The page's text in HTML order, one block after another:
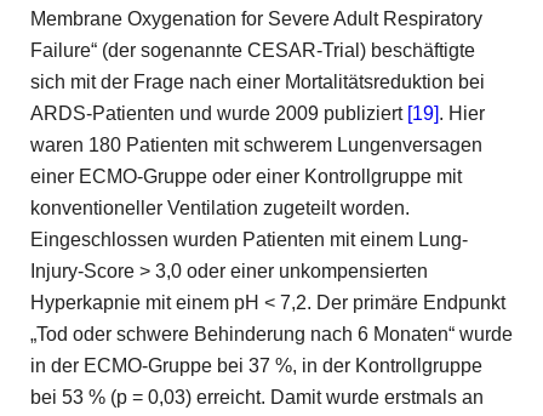
Membrane Oxygenation for Severe Adult Respiratory
Failure“ (der sogenannte CESAR-Trial) beschäftigte
sich mit der Frage nach einer Mortalitätsreduktion bei
ARDS-Patienten und wurde 2009 publiziert [19]. Hier
waren 180 Patienten mit schwerem Lungenversagen
einer ECMO-Gruppe oder einer Kontrollgruppe mit
konventioneller Ventilation zugeteilt worden.
Eingeschlossen wurden Patienten mit einem Lung-
Injury-Score > 3,0 oder einer unkompensierten
Hyperkapnie mit einem pH < 7,2. Der primäre Endpunkt
„Tod oder schwere Behinderung nach 6 Monaten“ wurde
in der ECMO-Gruppe bei 37 %, in der Kontrollgruppe
bei 53 % (p = 0,03) erreicht. Damit wurde erstmals an